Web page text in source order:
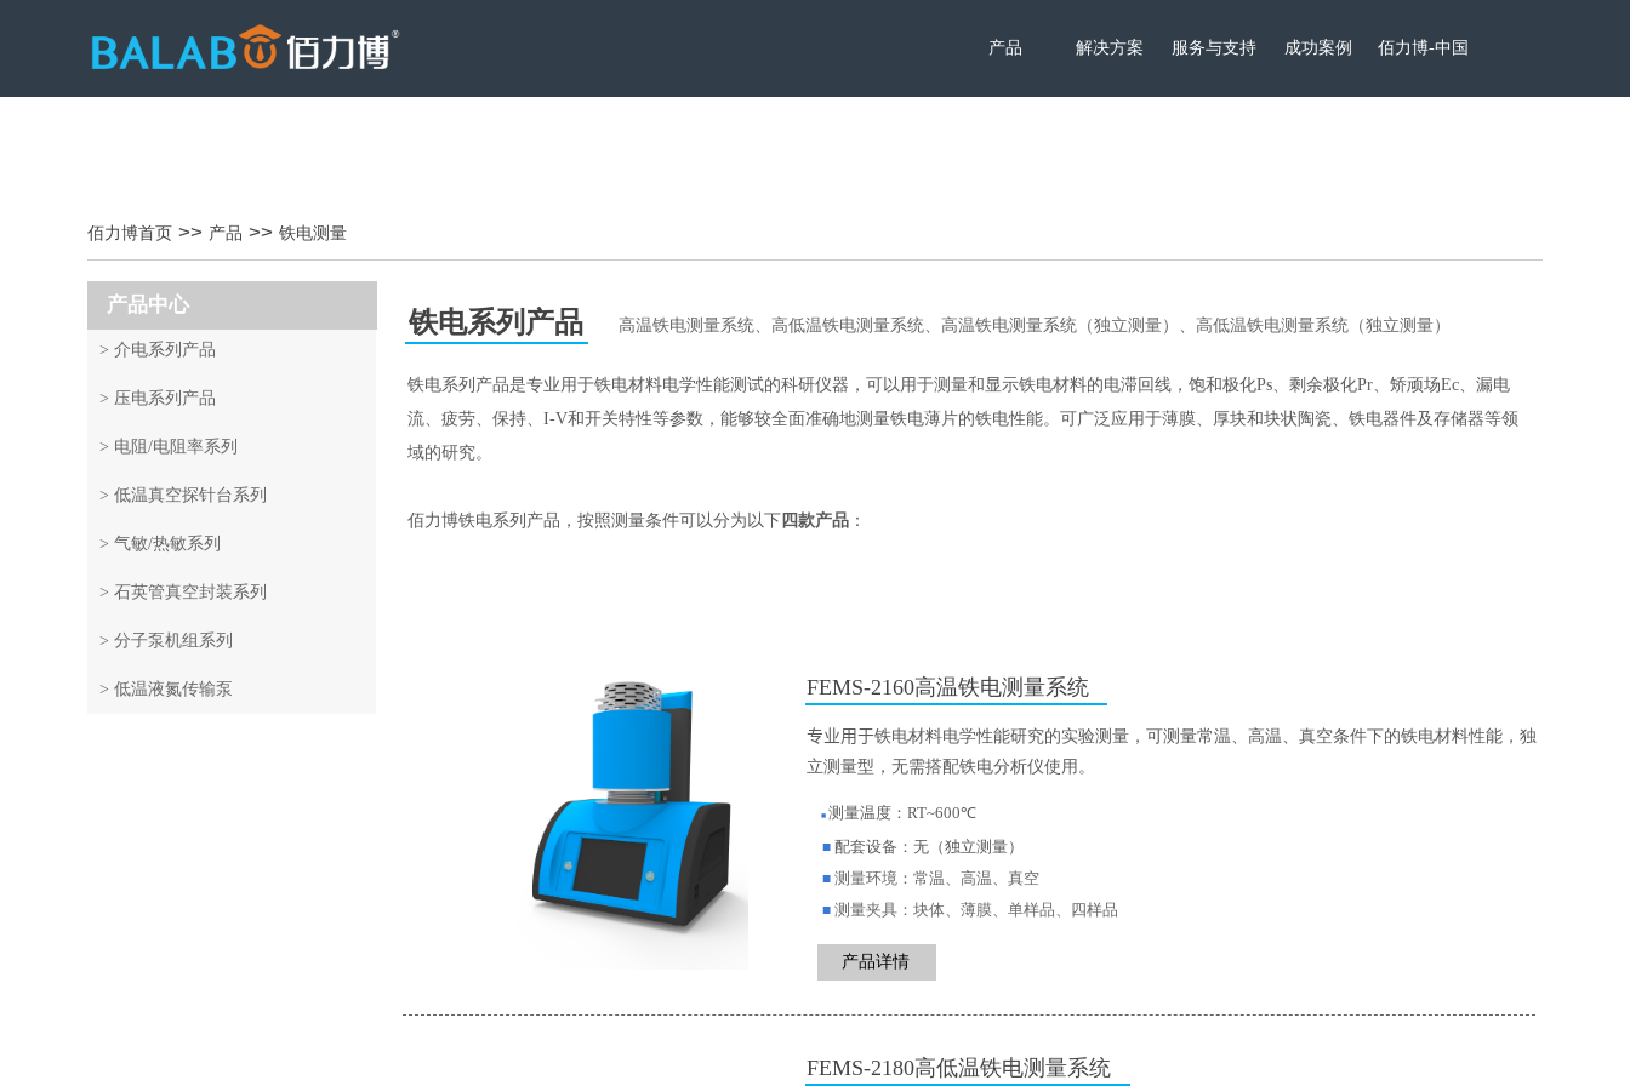
产品 解决方案 服务与支持 成功案例 佰力博-中国
佰力博首页 >> 产品 >> 铁电测量
高温铁电测量系统、高低温铁电测量系统、高温铁电测量系统（独立测量）、高低温铁电测量系统（独立测量）
铁电系列产品是专业用于铁电材料电学性能测试的科研仪器，可以用于测量和显示铁电材料的电滞回线，饱和极化Ps、剩余极化Pr、矫顽场Ec、漏电
流、疲劳、保持、I-V和开关特性等参数，能够较全面准确地测量铁电薄片的铁电性能。可广泛应用于薄膜、厚块和块状陶瓷、铁电器件及存储器等领
域的研究。
佰力博铁电系列产品，按照测量条件可以分为以下 四款产品 ：
铁电系列产品
> 介电系列产品
> 压电系列产品
> 电阻/电阻率系列
> 低温真空探针台系列
> 气敏/热敏系列
> 石英管真空封装系列
> 分子泵机组系列
> 低温液氮传输泵
产品中心
专业用于铁电材料电学性能研究的实验测量，可测量常温、高温、真空条件下的铁电材料性能，独
立测量型，无需搭配铁电分析仪使用。
■ 测量温度：RT~600℃
■ 配套设备：无（独立测量）
■ 测量环境：常温、高温、真空
■ 测量夹具： 块体、薄膜、单样品、四样品
FEMS-2160高温铁电测量系统
产品详情
FEMS-2180高低温铁电测量系统